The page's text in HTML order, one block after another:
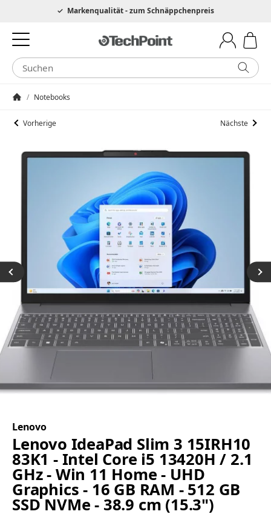
Hotline 0049 6205 3079975Markenqualität - zum Schnäppchenpreis
/ Notebooks
Vorherige Nächste
Lenovo
Lenovo IdeaPad Slim 3 15IRH10
83K1 - Intel Core i5 13420H / 2.1
GHz - Win 11 Home - UHD
Graphics - 16 GB RAM - 512 GB
SSD NVMe - 38.9 cm (15.3")